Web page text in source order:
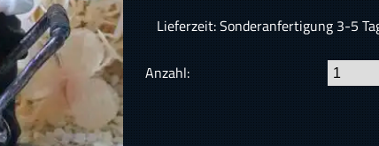
Lieferzeit: Sonderanfertigung 3-5
Anzahl: